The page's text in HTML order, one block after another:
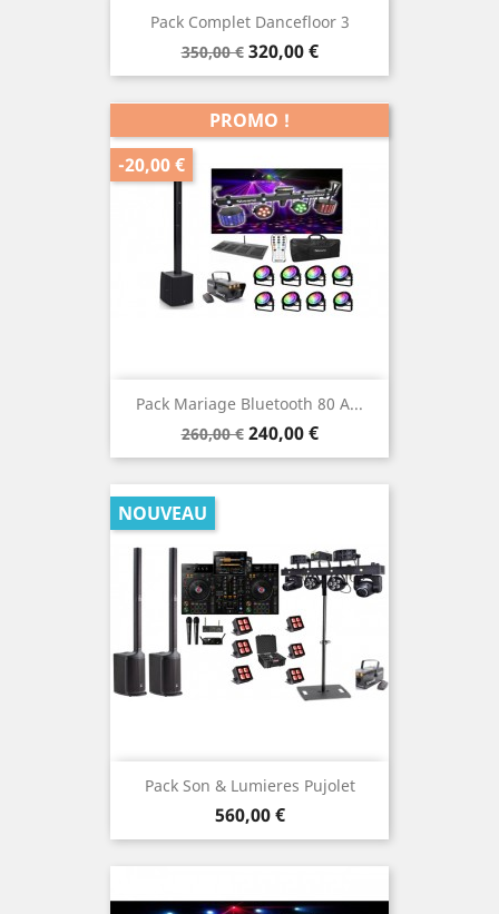
Pack Complet Dancefloor 3
Prix
de
350,00 € Prix
320,00 €
Pack Mariage Bluetooth 80 A...
Prix
de
260,00 € Prix
240,00 €
PROMO !
-20,00 €
Pack Son & Lumieres Pujolet
Prix
560,00 €
NOUVEAU